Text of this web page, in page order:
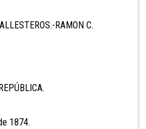
RAMON C.
1874.